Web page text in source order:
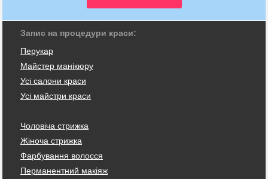
Запис на процедури краси:
Перукар
Майстер манікюру
Усі салони краси
Усі майстри краси
Чоловіча стрижка
Жіноча стрижка
Фарбування волосся
Перманентний макіяж